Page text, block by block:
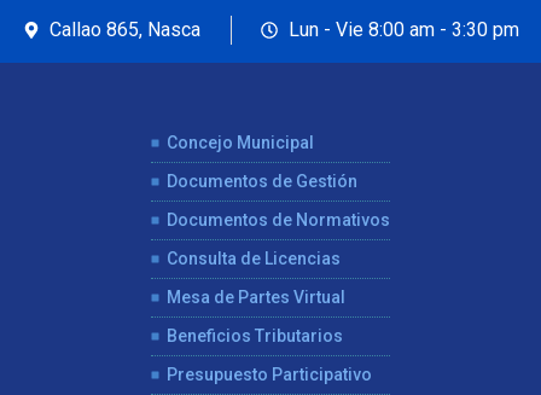
Callao 865, Nasca Lun - Vie 8:00 am - 3:30 pm
Concejo Municipal
Documentos de Gestión
Documentos de Normativos
Consulta de Licencias
Mesa de Partes Virtual
Beneficios Tributarios
Presupuesto Participativo